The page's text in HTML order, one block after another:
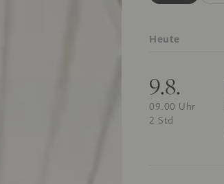
Heute
9.8.
09.00 Uhr
2 Std